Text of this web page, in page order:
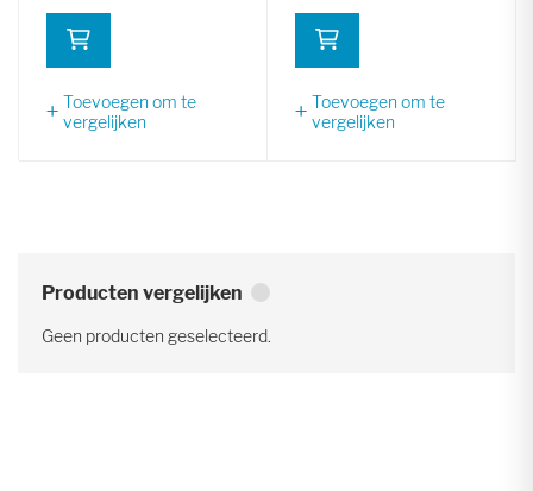
Toevoegen om te
vergelijken
Toevoegen om te
vergelijken
Producten vergelijken
Geen producten geselecteerd.